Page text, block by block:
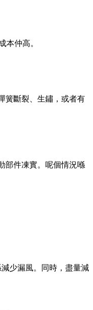
本仲高。
簧斷裂、生鏽，或者有
部件凍實。呢個情況喺
少漏風。同時，盡量減